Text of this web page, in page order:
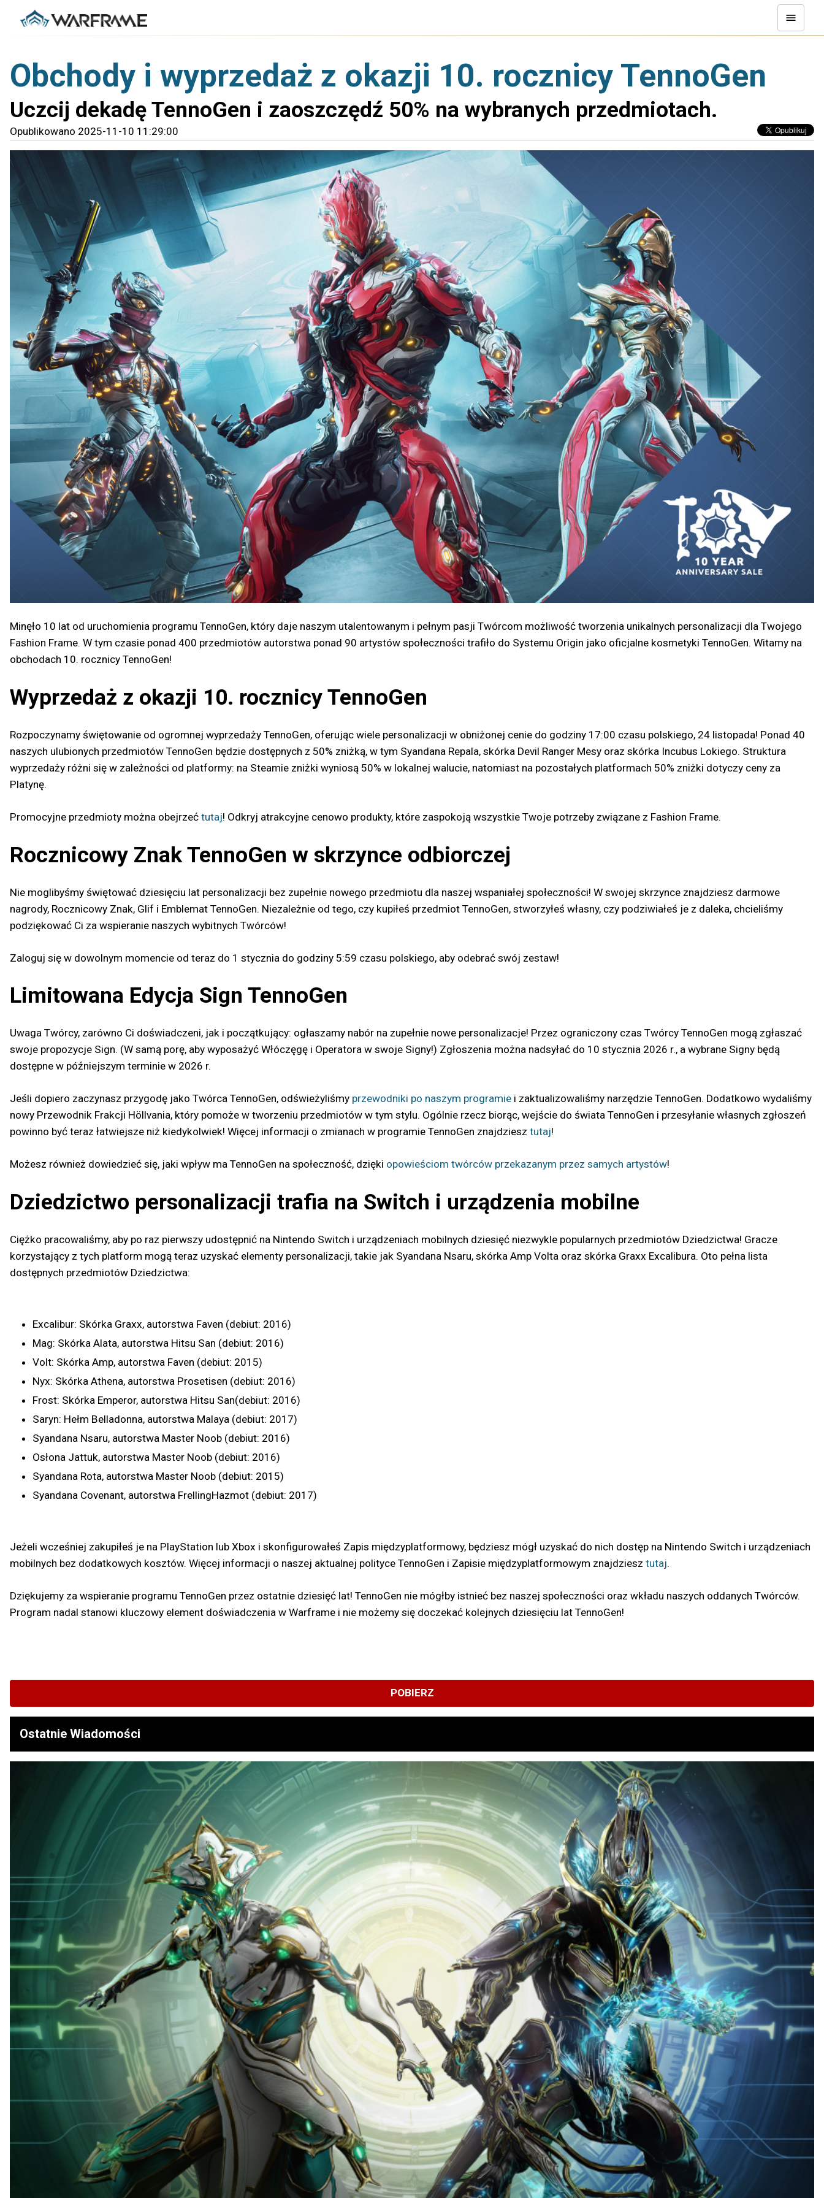
Obchody i wyprzedaż z okazji 10. rocznicy TennoGen
Uczcij dekadę TennoGen i zaoszczędź 50% na wybranych przedmiotach.
Opublikowano 2025-11-10 11:29:00
Minęło 10 lat od uruchomienia programu TennoGen, który daje naszym utalentowanym i pełnym pasji Twórcom możliwość tworzenia unikalnych personalizacji dla Twojego
Fashion Frame. W tym czasie ponad 400 przedmiotów autorstwa ponad 90 artystów społeczności trafiło do Systemu Origin jako oficjalne kosmetyki TennoGen. Witamy na
obchodach 10. rocznicy TennoGen!
Wyprzedaż z okazji 10. rocznicy TennoGen
Rozpoczynamy świętowanie od ogromnej wyprzedaży TennoGen, oferując wiele personalizacji w obniżonej cenie do godziny 17:00 czasu polskiego, 24 listopada! Ponad 40
naszych ulubionych przedmiotów TennoGen będzie dostępnych z 50% zniżką, w tym Syandana Repala, skórka Devil Ranger Mesy oraz skórka Incubus Lokiego. Struktura
wyprzedaży różni się w zależności od platformy: na Steamie zniżki wyniosą 50% w lokalnej walucie, natomiast na pozostałych platformach 50% zniżki dotyczy ceny za
Platynę.
Promocyjne przedmioty można obejrzeć tutaj! Odkryj atrakcyjne cenowo produkty, które zaspokoją wszystkie Twoje potrzeby związane z Fashion Frame.
Rocznicowy Znak TennoGen w skrzynce odbiorczej
Nie moglibyśmy świętować dziesięciu lat personalizacji bez zupełnie nowego przedmiotu dla naszej wspaniałej społeczności! W swojej skrzynce znajdziesz darmowe
nagrody, Rocznicowy Znak, Glif i Emblemat TennoGen. Niezależnie od tego, czy kupiłeś przedmiot TennoGen, stworzyłeś własny, czy podziwiałeś je z daleka, chcieliśmy
podziękować Ci za wspieranie naszych wybitnych Twórców!
Zaloguj się w dowolnym momencie od teraz do 1 stycznia do godziny 5:59 czasu polskiego, aby odebrać swój zestaw!
Limitowana Edycja Sign TennoGen
Uwaga Twórcy, zarówno Ci doświadczeni, jak i początkujący: ogłaszamy nabór na zupełnie nowe personalizacje! Przez ograniczony czas Twórcy TennoGen mogą zgłaszać
swoje propozycje Sign. (W samą porę, aby wyposażyć Włóczęgę i Operatora w swoje Signy!) Zgłoszenia można nadsyłać do 10 stycznia 2026 r., a wybrane Signy będą
dostępne w późniejszym terminie w 2026 r.
Jeśli dopiero zaczynasz przygodę jako Twórca TennoGen, odświeżyliśmy przewodniki po naszym programie i zaktualizowaliśmy narzędzie TennoGen. Dodatkowo wydaliśmy
nowy Przewodnik Frakcji Höllvania, który pomoże w tworzeniu przedmiotów w tym stylu. Ogólnie rzecz biorąc, wejście do świata TennoGen i przesyłanie własnych zgłoszeń
powinno być teraz łatwiejsze niż kiedykolwiek! Więcej informacji o zmianach w programie TennoGen znajdziesz tutaj!
Możesz również dowiedzieć się, jaki wpływ ma TennoGen na społeczność, dzięki opowieściom twórców przekazanym przez samych artystów!
Dziedzictwo personalizacji trafia na Switch i urządzenia mobilne
Ciężko pracowaliśmy, aby po raz pierwszy udostępnić na Nintendo Switch i urządzeniach mobilnych dziesięć niezwykle popularnych przedmiotów Dziedzictwa! Gracze
korzystający z tych platform mogą teraz uzyskać elementy personalizacji, takie jak Syandana Nsaru, skórka Amp Volta oraz skórka Graxx Excalibura. Oto pełna lista
dostępnych przedmiotów Dziedzictwa:
Excalibur: Skórka Graxx, autorstwa Faven (debiut: 2016)
Mag: Skórka Alata, autorstwa Hitsu San (debiut: 2016)
Volt: Skórka Amp, autorstwa Faven (debiut: 2015)
Nyx: Skórka Athena, autorstwa Prosetisen (debiut: 2016)
Frost: Skórka Emperor, autorstwa Hitsu San(debiut: 2016)
Saryn: Hełm Belladonna, autorstwa Malaya (debiut: 2017)
Syandana Nsaru, autorstwa Master Noob (debiut: 2016)
Osłona Jattuk, autorstwa Master Noob (debiut: 2016)
Syandana Rota, autorstwa Master Noob (debiut: 2015)
Syandana Covenant, autorstwa FrellingHazmot (debiut: 2017)
Jeżeli wcześniej zakupiłeś je na PlayStation lub Xbox i skonfigurowałeś Zapis międzyplatformowy, będziesz mógł uzyskać do nich dostęp na Nintendo Switch i urządzeniach
mobilnych bez dodatkowych kosztów. Więcej informacji o naszej aktualnej polityce TennoGen i Zapisie międzyplatformowym znajdziesz tutaj.
Dziękujemy za wspieranie programu TennoGen przez ostatnie dziesięć lat! TennoGen nie mógłby istnieć bez naszej społeczności oraz wkładu naszych oddanych Twórców.
Program nadal stanowi kluczowy element doświadczenia w Warframe i nie możemy się doczekać kolejnych dziesięciu lat TennoGen!
POBIERZ
Ostatnie Wiadomości